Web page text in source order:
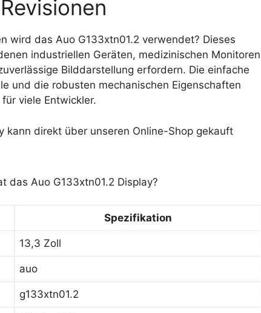
wird das Auo G133xtn01.2 verwendet? Dieses
industriellen Geräten, medizinischen Monitoren
Bilddarstellung erfordern. Die einfache
und die robusten mechanischen Eigenschaften
viele Entwickler.
kann direkt über unseren Online-Shop gekauft
das Auo G133xtn01.2 Display?
Spezifikation
13,3 Zoll
auo
g133xtn01.2